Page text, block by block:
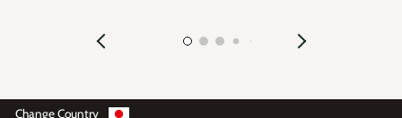
Change Country